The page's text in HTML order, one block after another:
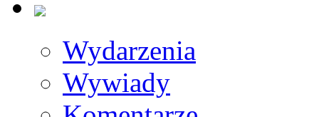
Wydarzenia
Wywiady